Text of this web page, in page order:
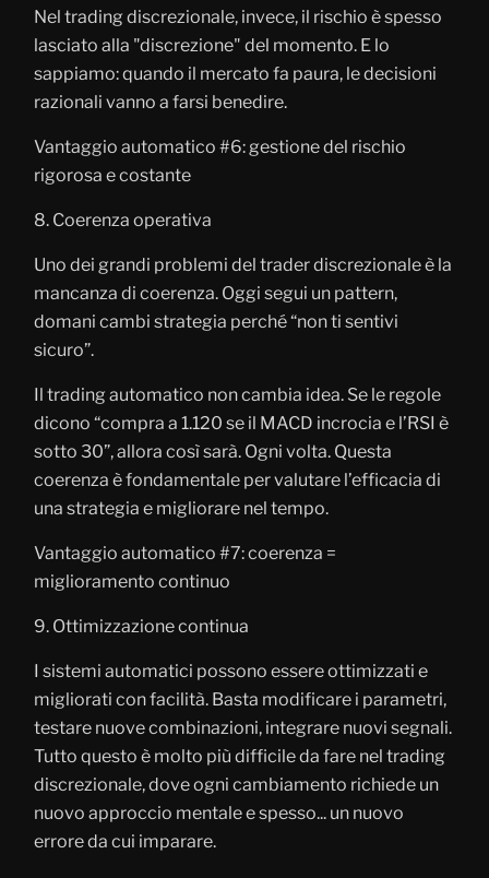
Nel trading discrezionale, invece, il rischio è spesso
lasciato alla "discrezione" del momento. E lo
sappiamo: quando il mercato fa paura, le decisioni
razionali vanno a farsi benedire.
Vantaggio automatico #6: gestione del rischio
rigorosa e costante
8. Coerenza operativa
Uno dei grandi problemi del trader discrezionale è la
mancanza di coerenza. Oggi segui un pattern,
domani cambi strategia perché “non ti sentivi
sicuro”.
Il trading automatico non cambia idea. Se le regole
dicono “compra a 1.120 se il MACD incrocia e l’RSI è
sotto 30”, allora così sarà. Ogni volta. Questa
coerenza è fondamentale per valutare l’efficacia di
una strategia e migliorare nel tempo.
Vantaggio automatico #7: coerenza =
miglioramento continuo
9. Ottimizzazione continua
I sistemi automatici possono essere ottimizzati e
migliorati con facilità. Basta modificare i parametri,
testare nuove combinazioni, integrare nuovi segnali.
Tutto questo è molto più difficile da fare nel trading
discrezionale, dove ogni cambiamento richiede un
nuovo approccio mentale e spesso... un nuovo
errore da cui imparare.